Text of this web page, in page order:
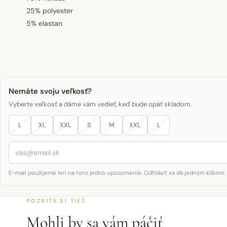
25% polyester
5% elastan
Nemáte svoju veľkosť?
Vyberte veľkosť a dáme vám vedieť, keď bude opäť skladom.
L XL XXL S M XXL L
E-mail použijeme len na toto jedno upozornenie. Odhlásiť sa dá jedným klikom.
POZRITE SI TIEŽ
Mohli by sa vám páčiť